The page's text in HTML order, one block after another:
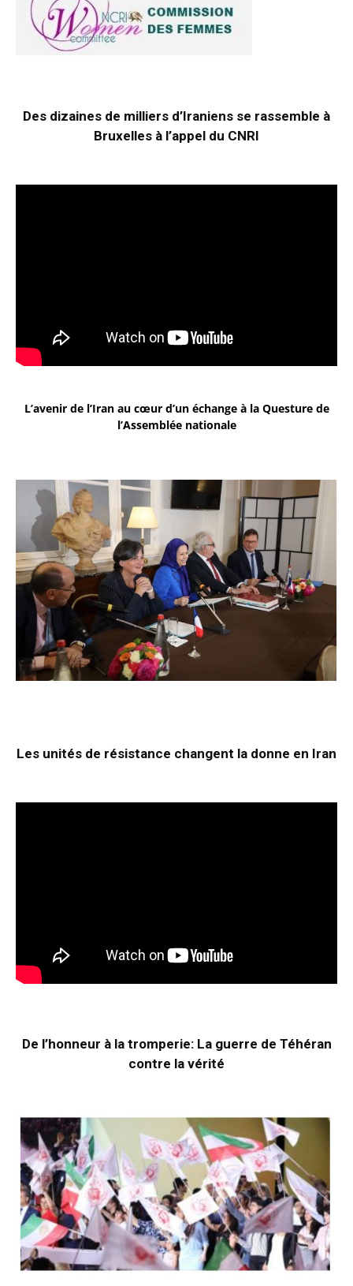
Des dizaines de milliers d’Iraniens se rassemble à
Bruxelles à l’appel du CNRI
L’avenir de l’Iran au cœur d’un échange à la Questure de
l’Assemblée nationale
Les unités de résistance changent la donne en Iran
De l’honneur à la tromperie: La guerre de Téhéran
contre la vérité